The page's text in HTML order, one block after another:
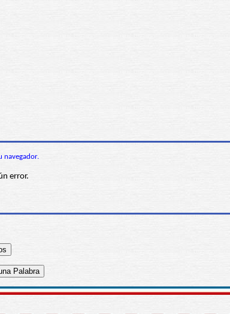
navegador.
error.